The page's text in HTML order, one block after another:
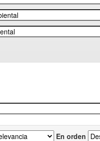
En orden